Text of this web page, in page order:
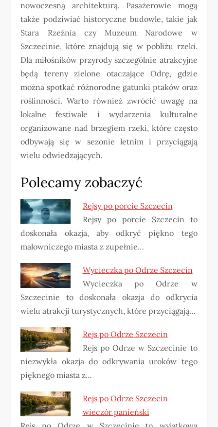
nowoczesną architekturą. Pasażerowie mogą
także podziwiać historyczne budowle, takie jak
Stara Rzeźnia czy Muzeum Narodowe w
Szczecinie, które znajdują się w pobliżu rzeki.
Dla miłośników przyrody szczególnie atrakcyjne
będą tereny zielone otaczające Odrę, gdzie
można spotkać różnorodne gatunki ptaków oraz
roślinności. Warto również zwrócić uwagę na
lokalne festiwale i wydarzenia kulturalne
organizowane nad brzegiem rzeki, które często
odbywają się w sezonie letnim i przyciągają
wielu odwiedzających.
Polecamy zobaczyć
Rejsy po porcie Szczecin
Rejsy po porcie Szczecin to
doskonała okazja, aby odkryć piękno tego
malowniczego miasta z zupełnie…
Wycieczka po Odrze Szczecin
Wycieczka po Odrze w
Szczecinie to doskonała okazja do odkrycia
wielu atrakcji turystycznych, które przyciągają…
Rejs po Odrze Szczecin
Rejs po Odrze w Szczecinie to
niezwykła okazja do odkrywania uroków tego
pięknego miasta z…
Rejs po Odrze Szczecin
wieczór panieński